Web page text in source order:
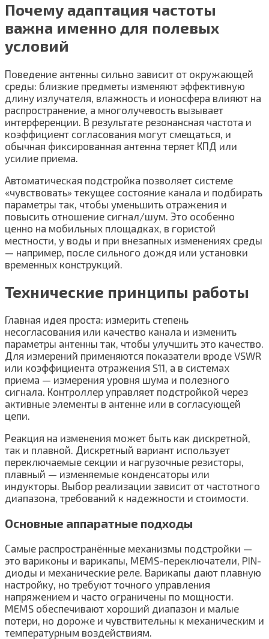
Почему адаптация частоты
важна именно для полевых
условий
Поведение антенны сильно зависит от окружающей
среды: близкие предметы изменяют эффективную
длину излучателя, влажность и ионосфера влияют на
распространение, а многолучевость вызывает
интерференции. В результате резонансная частота и
коэффициент согласования могут смещаться, и
обычная фиксированная антенна теряет КПД или
усилие приема.
Автоматическая подстройка позволяет системе
«чувствовать» текущее состояние канала и подбирать
параметры так, чтобы уменьшить отражения и
повысить отношение сигнал/шум. Это особенно
ценно на мобильных площадках, в гористой
местности, у воды и при внезапных изменениях среды
— например, после сильного дождя или установки
временных конструкций.
Технические принципы работы
Главная идея проста: измерить степень
несогласования или качество канала и изменить
параметры антенны так, чтобы улучшить это качество.
Для измерений применяются показатели вроде VSWR
или коэффициента отражения S11, а в системах
приема — измерения уровня шума и полезного
сигнала. Контроллер управляет подстройкой через
активные элементы в антенне или в согласующей
цепи.
Реакция на изменения может быть как дискретной,
так и плавной. Дискретный вариант использует
переключаемые секции и нагрузочные резисторы,
плавный — изменяемые конденсаторы или
индукторы. Выбор реализации зависит от частотного
диапазона, требований к надежности и стоимости.
Основные аппаратные подходы
Самые распространённые механизмы подстройки —
это вариконы и варикапы, MEMS-переключатели, PIN-
диоды и механические реле. Варикапы дают плавную
настройку, но требуют точного управления
напряжением и часто ограничены по мощности.
MEMS обеспечивают хороший диапазон и малые
потери, но дороже и чувствительны к механическим и
температурным воздействиям.